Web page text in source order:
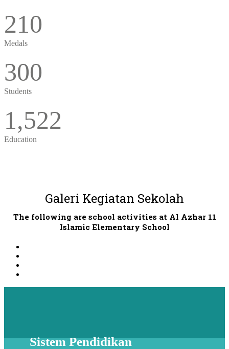
210
Medals
300
Students
1,522
Education
Galeri Kegiatan Sekolah
The following are school activities at Al Azhar 11
Islamic Elementary School
Sistem Pendidikan